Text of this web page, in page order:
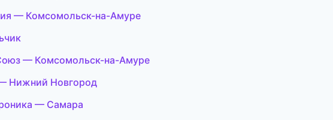
— Комсомольск-на-Амуре
— Комсомольск-на-Амуре
Нижний Новгород
— Самара